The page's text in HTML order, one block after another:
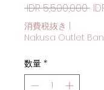
IDR 5,500,000 通
消費税抜き
Nakusa Outlet
数量 *